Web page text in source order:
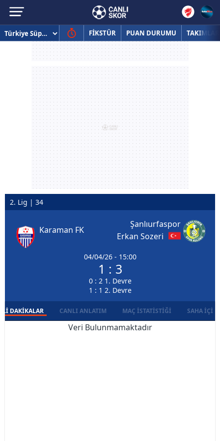
FİKSTÜR PUAN DURUMU TAKIMLAR
2. Lig | 34
Karaman FK
04/04/26 - 15:00
1 : 3
0 : 2 1. Devre
1 : 1 2. Devre
Şanlıurfaspor
Erkan Sozeri
DAKIKALAR CANLI ANLATIM MAÇ İSTATISTIĞI SAHA İÇI
Veri Bulunmamaktadır